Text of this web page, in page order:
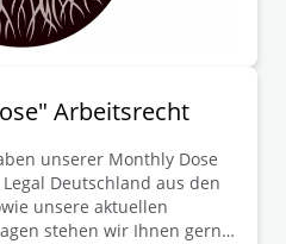
Arbeitsrecht
unserer Monthly Dose
Deutschland aus den
unsere aktuellen
stehen wir Ihnen gerne